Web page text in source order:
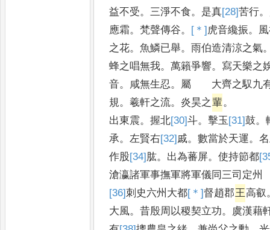
益不受。 三淨不食。 是真[28]苦行。
應霜。梵聲傳谷。 [＊]虎音纔振。
之花。魚鱗已舉。雨伯造清涼之氣
蜂之唱無我。萬籟爭響。 寫天樂之
音。 咸無生忍。
屬 大齊之馭九
規 。羲軒之流。炎昊之 輩 。
出東震。握北[30]斗。 擊玉[31]鼓。
承。 左賢右[32]戚。數當於天運。
作股[34]肱。 出為蕃屏。使持節都
滄瀛諸軍事撫軍將軍儀同三司定州
[36]刺 史六州大都[＊]督趙郡王高叡
大風。昔殷周以稷契立功。
虞漢藉